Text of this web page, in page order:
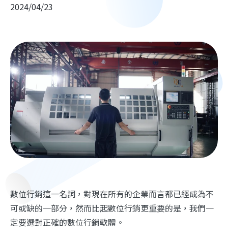
2024/04/23
數位行銷這一名詞，對現在所有的企業而言都已經成為不
可或缺的一部分，然而比起數位行銷更重要的是，我們一
定要選對正確的數位行銷軟體。